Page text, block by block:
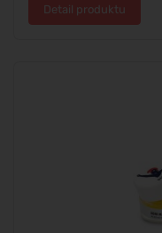
Detail produktu